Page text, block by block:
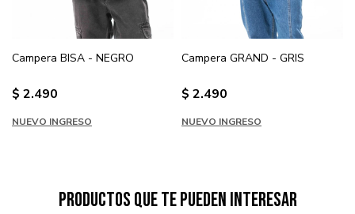
Campera BISA - NEGRO
$ 2.490
NUEVO INGRESO
Campera GRAND - GRIS
$ 2.490
NUEVO INGRESO
Productos que te pueden interesar